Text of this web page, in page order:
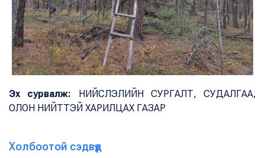
Эх сурвалж: НИЙСЛЭЛИЙН СУРГАЛТ, СУДАЛГАА,
ОЛОН НИЙТТЭЙ ХАРИЛЦАХ ГАЗАР
Холбоотой сэдвүүд